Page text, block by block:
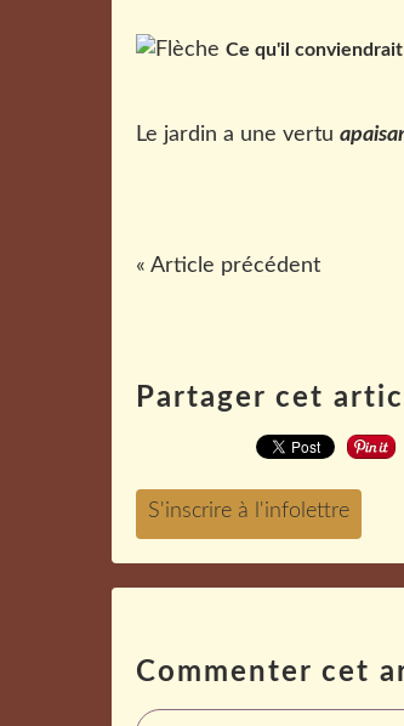
Ce qu'il
Le jardin a une vertu
« Article précédent
Partager cet
Commenter cet